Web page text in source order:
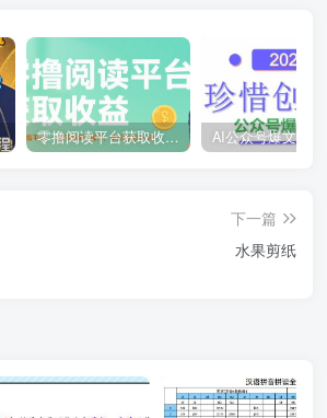
零撸阅读平台获取收益，最新无门槛平台，一部手机即可操作，单日收益50-3张【揭秘】
下一篇
水果剪纸